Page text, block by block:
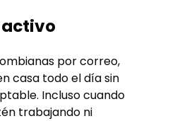
activo
por correo,
casa todo el día sin
Incluso cuando
trabajando ni